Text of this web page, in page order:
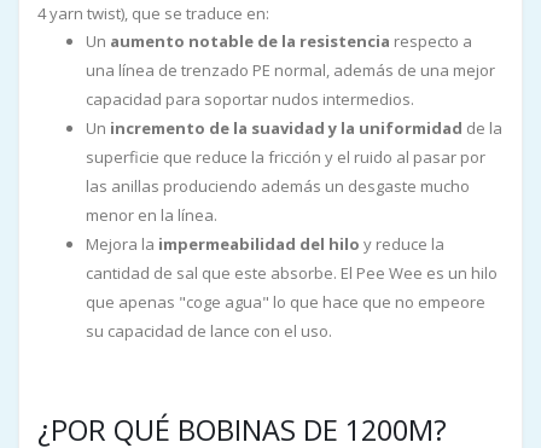
4 yarn twist), que se traduce en:
Un aumento notable de la resistencia respecto a
una línea de trenzado PE normal, además de una mejor
capacidad para soportar nudos intermedios.
Un incremento de la suavidad y la uniformidad de la
superficie que reduce la fricción y el ruido al pasar por
las anillas produciendo además un desgaste mucho
menor en la línea.
Mejora la impermeabilidad del hilo y reduce la
cantidad de sal que este absorbe. El Pee Wee es un hilo
que apenas "coge agua" lo que hace que no empeore
su capacidad de lance con el uso.
¿POR QUÉ BOBINAS DE 1200M?